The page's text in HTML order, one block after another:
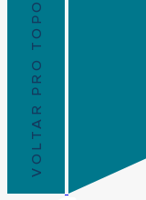
VOLTAR PRO TOPO